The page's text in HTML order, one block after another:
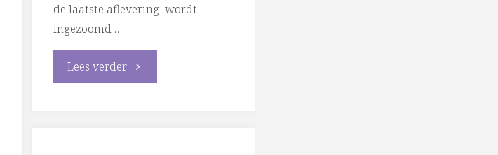
de laatste aflevering wordt
ingezoomd …
Lees verder"TV